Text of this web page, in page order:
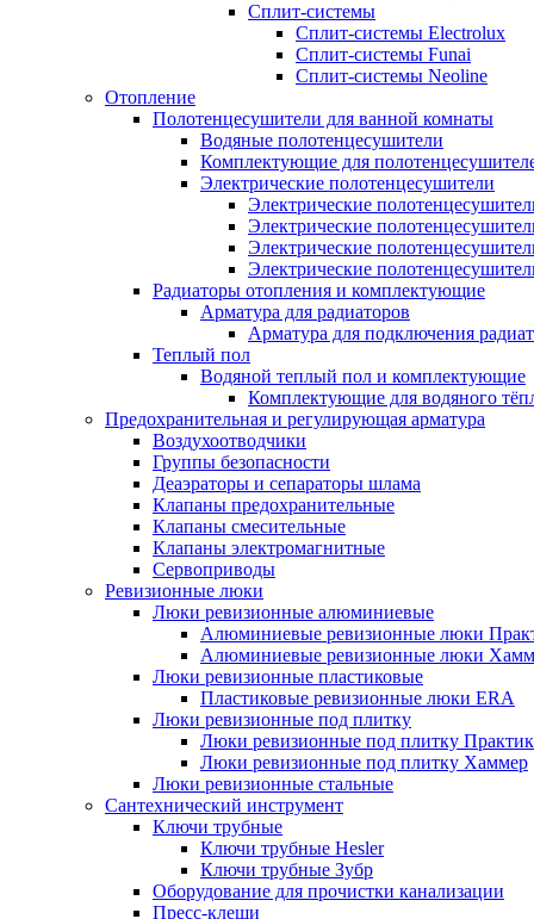
Сплит-системы
Сплит-системы Electrolux
Сплит-системы Funai
Сплит-системы Neoline
Отопление
Полотенцесушители для ванной комнаты
Водяные полотенцесушители
Комплектующие для
Электрические полотенцесушители
Электрические
Электрические
Электрические
Электрические
Радиаторы отопления и комплектующие
Арматура для радиаторов
Арматура для подключения
Теплый пол
Водяной теплый пол и комплектующие
Комплектующие для водяного
Предохранительная и регулирующая арматура
Воздухоотводчики
Группы безопасности
Деаэраторы и сепараторы шлама
Клапаны предохранительные
Клапаны смесительные
Клапаны электромагнитные
Сервоприводы
Ревизионные люки
Люки ревизионные алюминиевые
Алюминиевые ревизионные люки
Алюминиевые ревизионные люки
Люки ревизионные пластиковые
Пластиковые ревизионные люки ERA
Люки ревизионные под плитку
Люки ревизионные под плитку
Люки ревизионные под плитку Хаммер
Люки ревизионные стальные
Сантехнический инструмент
Ключи трубные
Ключи трубные Hesler
Ключи трубные Зубр
Оборудование для прочистки канализации
Пресс-клещи